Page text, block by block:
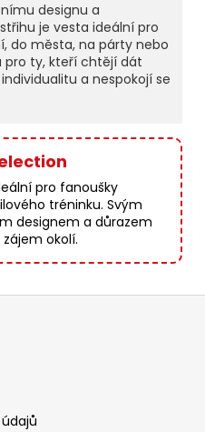
designu a
je vesta ideální pro
do města, na párty nebo
pro ty, kteří chtějí dát
a nespokojí se
pro fanoušky
tréninku. Svým
designem a důrazem
okolí.